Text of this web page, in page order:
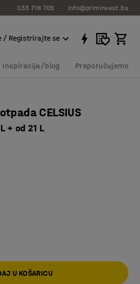
033 718 705 info@priminvest.ba
/ Registrirajte se
Inspiracija/blog Preporučujemo
CELSIUS
+ od 21 L
U KOŠARICU